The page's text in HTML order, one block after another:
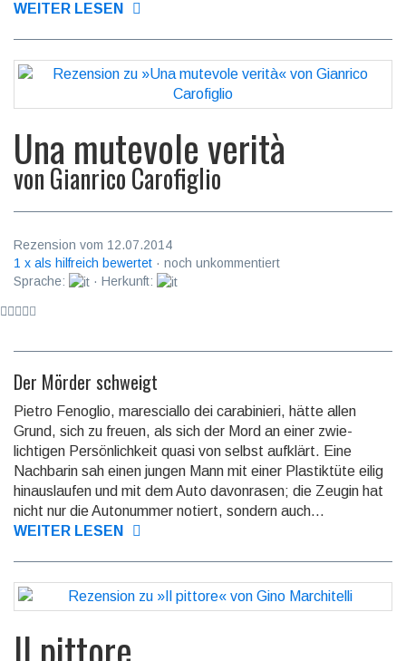
WEITER LESEN
Una mutevole verità
vonGianrico Carofiglio
Rezension vom 12.07.2014
1 x als hilfreich bewertet · noch unkommentiert
Sprache:
· Herkunft:
Der Mörder schweigt
Pietro Fenoglio, maresciallo dei carabinieri, hätte allen
Grund, sich zu freuen, als sich der Mord an einer zwie­
lichtigen Persön­lichkeit quasi von selbst aufklärt. Eine
Nachbarin sah einen jungen Mann mit einer Plastik­tüte eilig
hinaus­laufen und mit dem Auto davon­rasen; die Zeugin hat
nicht nur die Auto­nummer no­tiert, sondern auch...
WEITER LESEN